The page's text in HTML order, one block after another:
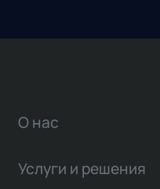
О нас
Услуги и решения